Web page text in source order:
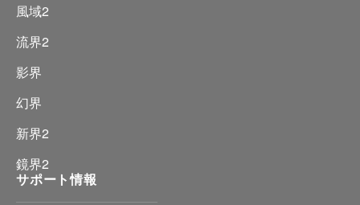
風域2
流界2
影界
幻界
新界2
鏡界2
サポート情報